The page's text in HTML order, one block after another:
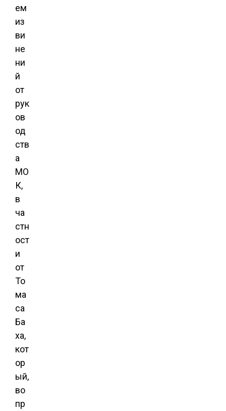
ем
из
ви
не
ни
й
от
рук
ов
од
ств
а
МО
К,
в
ча
стн
ост
и
от
То
ма
са
Ба
ха,
кот
ор
ый,
во
пр